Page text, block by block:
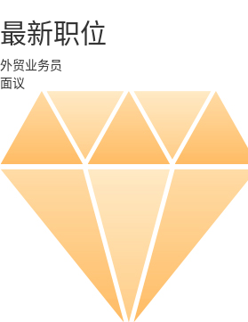
最新职位
外贸业务员
面议